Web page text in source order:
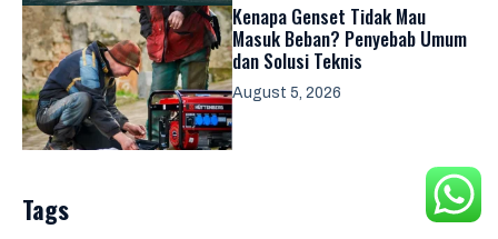
Kenapa Genset Tidak Mau
Masuk Beban? Penyebab Umum
dan Solusi Teknis
August 5, 2026
Tags